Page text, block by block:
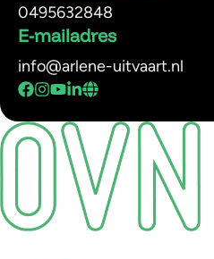
0495632848
E-mailadres
info@arlene-uitvaart.nl